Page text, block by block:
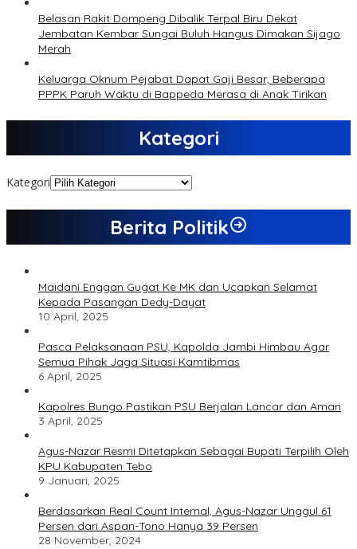
Belasan Rakit Dompeng Dibalik Terpal Biru Dekat
Jembatan Kembar Sungai Buluh Hangus Dimakan Sijago
Merah
Keluarga Oknum Pejabat Dapat Gaji Besar, Beberapa
PPPK Paruh Waktu di Bappeda Merasa di Anak Tirikan
Kategori
Kategori
Berita Politik
Maidani Enggan Gugat Ke MK dan Ucapkan Selamat
Kepada Pasangan Dedy-Dayat
10 April, 2025
Pasca Pelaksanaan PSU, Kapolda Jambi Himbau Agar
Semua Pihak Jaga Situasi Kamtibmas
6 April, 2025
Kapolres Bungo Pastikan PSU Berjalan Lancar dan Aman
3 April, 2025
Agus-Nazar Resmi Ditetapkan Sebagai Bupati Terpilih Oleh
KPU Kabupaten Tebo
9 Januari, 2025
Berdasarkan Real Count Internal, Agus-Nazar Unggul 61
Persen dari Aspan-Tono Hanya 39 Persen
28 November, 2024